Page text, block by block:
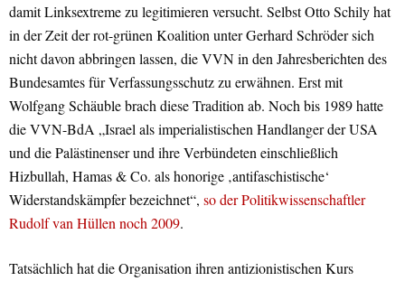
damit Linksextreme zu legitimieren versucht. Selbst Otto Schily hat
in der Zeit der rot-grünen Koalition unter Gerhard Schröder sich
nicht davon abbringen lassen, die VVN in den Jahresberichten des
Bundesamtes für Verfassungsschutz zu erwähnen. Erst mit
Wolfgang Schäuble brach diese Tradition ab. Noch bis 1989 hatte
die VVN-BdA „Israel als imperialistischen Handlanger der USA
und die Palästinenser und ihre Verbündeten einschließlich
Hizbullah, Hamas & Co. als honorige ‚antifaschistische‘
Widerstandskämpfer bezeichnet“, so der Politikwissenschaftler
Rudolf van Hüllen noch 2009.
Tatsächlich hat die Organisation ihren antizionistischen Kurs